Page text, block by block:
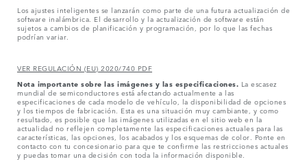
Los ajustes inteligentes se lanzarán como parte de una futura actualización de
software inalámbrica. El desarrollo y la actualización de software están
sujetos a cambios de planificación y programación, por lo que las fechas
podrían variar.
VER REGULACIÓN (EU) 2020/740 PDF
Nota importante sobre las imágenes y las especificaciones. La escasez
mundial de semiconductores está afectando actualmente a las
especificaciones de cada modelo de vehículo, la disponibilidad de opciones
y los tiempos de fabricación. Esta es una situación muy cambiante, y como
resultado, es posible que las imágenes utilizadas en el sitio web en la
actualidad no reflejen completamente las especificaciones actuales para las
características, las opciones, los acabados y los esquemas de color. Ponte en
contacto con tu concesionario para que te confirme las restricciones actuales
y puedas tomar una decisión con toda la información disponible.